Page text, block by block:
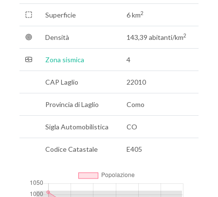
Superficie 6 km2
Densità 143,39 abitanti/km2
Zona sismica 4
CAP Laglio 22010
Provincia di Laglio Como
Sigla Automobilistica CO
Codice Catastale E405